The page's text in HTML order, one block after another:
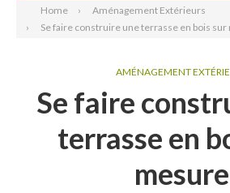
Home
Aménagement Extérieurs
Se faire construire une terrasse en bois
AMÉNAGEMENT
Se faire
terrasse en
mesure